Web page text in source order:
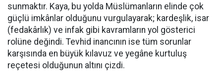
sunmaktır. Kaya, bu yolda Müslümanların elinde çok
güçlü imkânlar olduğunu vurgulayarak; kardeşlik, isar
(fedakârlık) ve infak gibi kavramların yol gösterici
rolüne değindi. Tevhid inancının ise tüm sorunlar
karşısında en büyük kılavuz ve yegâne kurtuluş
reçetesi olduğunun altını çizdi.